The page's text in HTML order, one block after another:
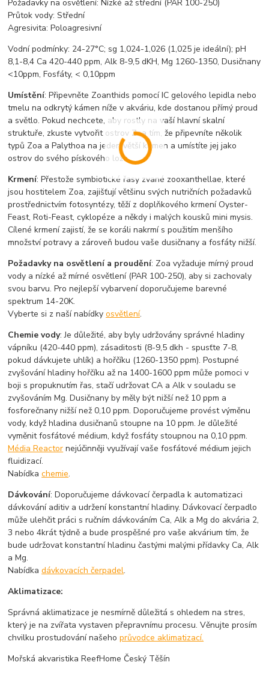
Požadavky na osvětlení: Nízké až střední (PAR 100-250)
Průtok vody: Střední
Agresivita: Poloagresivní
Vodní podmínky: 24-27°C; sg 1,024-1,026 (1,025 je ideální); pH
8,1-8,4 Ca 420-440 ppm, Alk 8-9,5 dKH, Mg 1260-1350, Dusičnany
<10ppm, Fosfáty, < 0,10ppm
Umístění: Připevněte Zoanthids pomocí IC gelového lepidla nebo
tmelu na odkrytý kámen níže v akváriu, kde dostanou přímý proud
a světlo. Pokud nechcete, aby rostly na vaší hlavní skalní
struktuře, zkuste vytvořit ostrov Zoa tím, že připevníte několik
typů Zoa a Palythoa na jeden větší kámen a umístíte jej jako
ostrov do svého pískového lože.
Krmení: Přestože symbiotické řasy zvané zooxanthellae, které
jsou hostitelem Zoa, zajišťují většinu svých nutričních požadavků
prostřednictvím fotosyntézy, těží z doplňkového krmení Oyster-
Feast, Roti-Feast, cyklopéze a někdy i malých kousků mini mysis.
Cílené krmení zajistí, že se koráli nakrmí s použitím menšího
množství potravy a zároveň budou vaše dusičnany a fosfáty nižší.
Požadavky na osvětlení a proudění: Zoa vyžaduje mírný proud
vody a nízké až mírné osvětlení (PAR 100-250), aby si zachovaly
svou barvu. Pro nejlepší vybarvení doporučujeme barevné
spektrum 14-20K.
Vyberte si z naší nabídkyosvětlení.
Chemie vody: Je důležité, aby byly udržovány správné hladiny
vápníku (420-440 ppm), zásaditosti (8-9,5 dkh - spusťte 7-8,
pokud dávkujete uhlík) a hořčíku (1260-1350 ppm). Postupné
zvyšování hladiny hořčíku až na 1400-1600 ppm může pomoci v
boji s propuknutím řas, stačí udržovat CA a Alk v souladu se
zvyšováním Mg. Dusičnany by měly být nižší než 10 ppm a
fosforečnany nižší než 0,10 ppm. Doporučujeme provést výměnu
vody, když hladina dusičnanů stoupne na 10 ppm. Je důležité
vyměnit fosfátové médium, když fosfáty stoupnou na 0,10 ppm.
Média Reactor nejúčinněji využívají vaše fosfátové médium jejich
fluidizací.
Nabídkachemie.
Dávkování: Doporučujeme dávkovací čerpadla k automatizaci
dávkování aditiv a udržení konstantní hladiny. Dávkovací čerpadlo
může ulehčit práci s ručním dávkováním Ca, Alk a Mg do akvária 2,
3 nebo 4krát týdně a bude prospěšné pro vaše akvárium tím, že
bude udržovat konstantní hladinu častými malými přídavky Ca, Alk
a Mg.
Nabídkadávkovacích čerpadel.
Aklimatizace:
Správná aklimatizace je nesmírně důležitá s ohledem na stres,
který je na zvířata vystaven přepravnímu procesu. Věnujte prosím
chvilku prostudování našehoprůvodce aklimatizací.
Mořská akvaristika ReefHome Český Těšín